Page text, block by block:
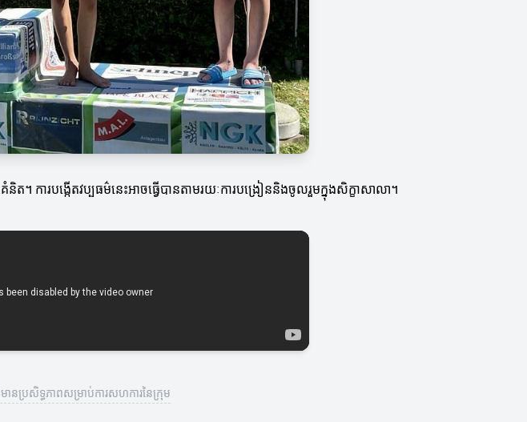
ការបង្កើតវប្បធម៌នេះអាចធ្វើបានតាមរយៈការបង្រៀននិងចូលរួមក្នុងសិក្ខាសាលា។
ប្រសិទ្ធភាពសម្រាប់ការសហការនៃក្រុម